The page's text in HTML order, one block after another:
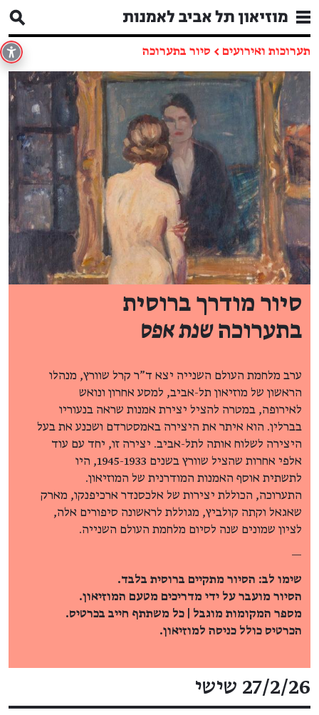
תערוכות ואירועים ← סיור בתערוכה
סיור מודרך ברוסית
בתערוכהשנת אפס
ערב מלחמת העולם השנייה יצא ד"ר קרל שוורץ, מנהלו
הראשון של מוזיאון תל-אביב, למסע אחרון ונואש
לאירופה, במטרה להציל יצירת אמנות שראה בנעוריו
בברלין. הוא איתר את היצירה באמסטרדם ושכנע את בעל
היצירה לשלוח אותה לתל-אביב. יצירה זו, יחד עם עוד
אלפי אחרות שהציל שוורץ בשנים 1945-1933, היו
לתשתית אוסף האמנות המודרנית של המוזיאון.
התערוכה, הכוללת יצירות של אלכסנדר ארכיפנקו, מארק
שאגאל וקתה קולביץ, מגוללת לראשונה סיפורים אלה,
לציון שמונים שנה לסיום מלחמת העולם השנייה.
—
שימו לב: הסיור מתקיים ברוסית בלבד.
הסיור מועבר על ידי מדריכים מטעם המוזיאון.
מספר המקומות מוגבל | כל משתתף חייב בכרטיס.
הכרטיס כולל כניסה למוזיאון.
27/2/26 שישי